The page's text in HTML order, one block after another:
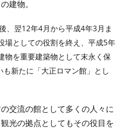
建物。
、翌12年4月から平成4年3月ま
場としての役割を終え、平成5年
物を重要建築物として末永く保
新たに「大正ロマン館」とし
交流の館として多くの人々に
光の拠点としてもその役目を